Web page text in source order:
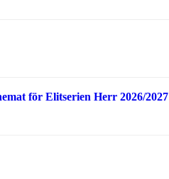
för Elitserien Herr 2026/2027